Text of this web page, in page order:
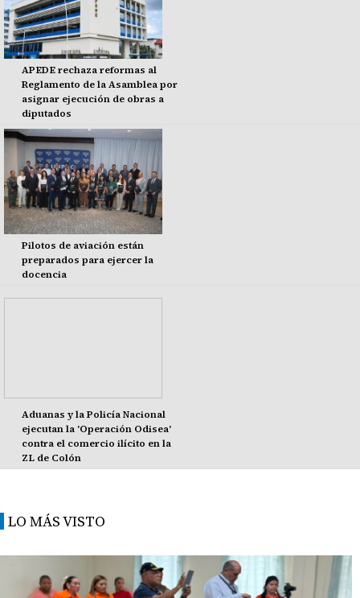
APEDE rechaza reformas al
Reglamento de la Asamblea por
asignar ejecución de obras a
diputados
Pilotos de aviación están
preparados para ejercer la
docencia
Aduanas y la Policía Nacional
ejecutan la 'Operación Odisea'
contra el comercio ilícito en la
ZL de Colón
LO MÁS VISTO